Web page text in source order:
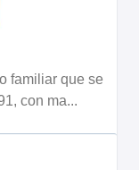
familiar que se
con ma...